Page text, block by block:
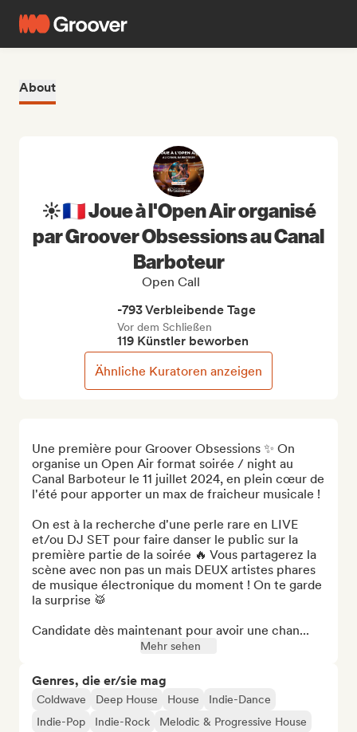
About
Une première pour Groover Obsessions ✨ On
organise un Open Air format soirée / night au
Canal Barboteur le 11 juillet 2024, en plein cœur de
l'été pour apporter un max de fraicheur musicale !
On est à la recherche d'une perle rare en LIVE
et/ou DJ SET pour faire danser le public sur la
première partie de la soirée 🔥 Vous partagerez la
scène avec non pas un mais DEUX artistes phares
de musique électronique du moment ! On te garde
la surprise 🥁
Candidate dès maintenant pour avoir une chan...
Mehr sehen
Genres, die er/sie mag
Coldwave Deep House House
Indie-Dance
Indie-Pop
Indie-Rock
Melodic & Progressive House
☀️🇫🇷 Joue à l'Open Air organisé
par Groover Obsessions au Canal
Barboteur
Open Call
-793 Verbleibende Tage
Vor dem Schließen
119 Künstler beworben
Ähnliche Kuratoren anzeigen